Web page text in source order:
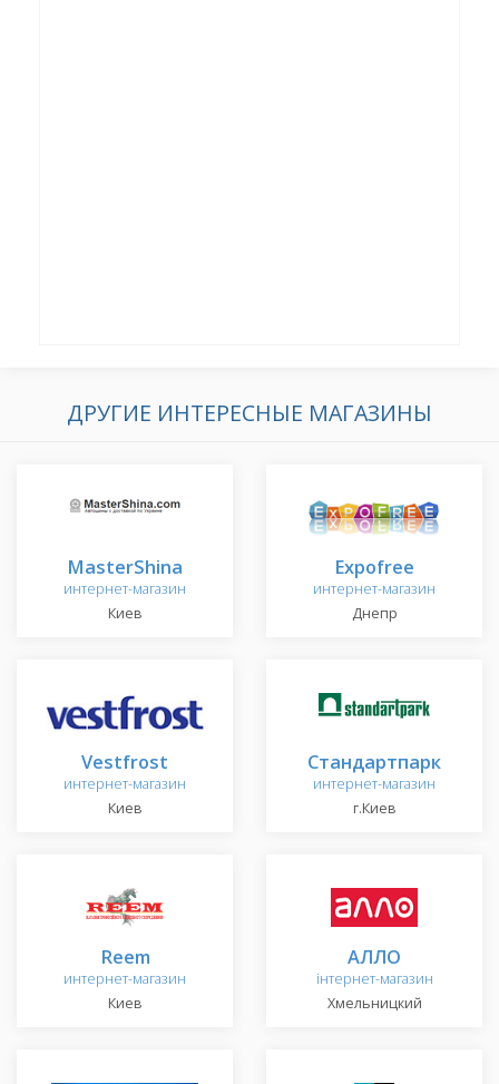
ДРУГИЕ ИНТЕРЕСНЫЕ МАГАЗИНЫ
MasterShina
интернет-магазин
Киев
Expofree
интернет-магазин
Днепр
Vestfrost
интернет-магазин
Киев
Стандартпарк
интернет-магазин
г.Киев
Reem
интернет-магазин
Киев
АЛЛО
інтернет-магазин
Хмельницкий